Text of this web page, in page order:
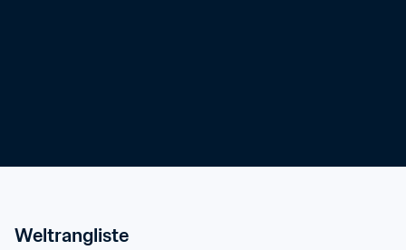
Weltrangliste